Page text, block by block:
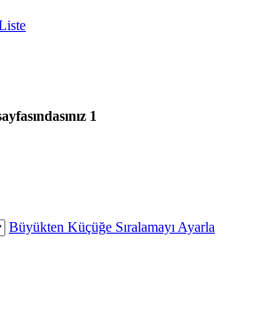
1
Büyükten Küçüğe Sıralamayı Ayarla